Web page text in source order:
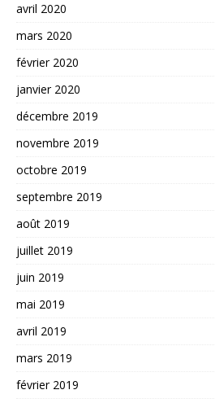
avril 2020
mars 2020
février 2020
janvier 2020
décembre 2019
novembre 2019
octobre 2019
septembre 2019
août 2019
juillet 2019
juin 2019
mai 2019
avril 2019
mars 2019
février 2019